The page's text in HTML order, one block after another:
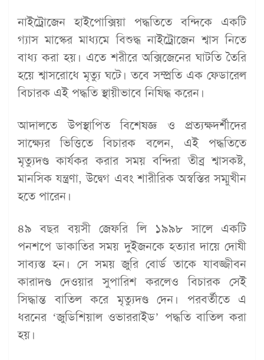
নাইট্রোজেন হাইপোক্সিয়া পদ্ধতিতে বন্দিকে একটি
গ্যাস মাস্কের মাধ্যমে বিশুদ্ধ নাইট্রোজেন শ্বাস নিতে
বাধ্য করা হয়। এতে শরীরে অক্সিজেনের ঘাটতি তৈরি
হয়ে শ্বাসরোধে মৃত্যু ঘটে। তবে সম্প্রতি এক ফেডারেল
বিচারক এই পদ্ধতি স্থায়ীভাবে নিষিদ্ধ করেন।
আদালতে উপস্থাপিত বিশেষজ্ঞ ও প্রত্যক্ষদর্শীদের
সাক্ষ্যের ভিত্তিতে বিচারক বলেন, এই পদ্ধতিতে
মৃত্যুদণ্ড কার্যকর করার সময় বন্দিরা তীব্র শ্বাসকষ্ট,
মানসিক যন্ত্রণা, উদ্বেগ এবং শারীরিক অস্বস্তির সম্মুখীন
হতে পারেন।
৪৯ বছর বয়সী জেফরি লি ১৯৯৮ সালে একটি
পনশপে ডাকাতির সময় দুইজনকে হত্যার দায়ে দোষী
সাব্যস্ত হন। সে সময় জুরি বোর্ড তাকে যাবজ্জীবন
কারাদণ্ড দেওয়ার সুপারিশ করলেও বিচারক সেই
সিদ্ধান্ত বাতিল করে মৃত্যুদণ্ড দেন। পরবর্তীতে এ
ধরনের ‘জুডিশিয়াল ওভাররাইড’ পদ্ধতি বাতিল করা
হয়।